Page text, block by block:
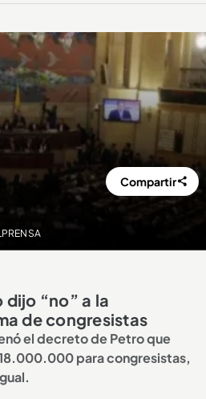
Compartir
dijo “no” a la
de congresistas
el decreto de Petro que
para congresistas,